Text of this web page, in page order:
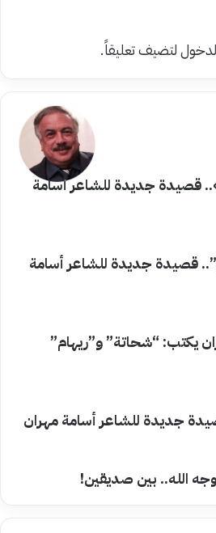
لتضيف تعليقاً.
قصيدة جديدة للشاعر أسامة
قصيدة جديدة للشاعر أسامة
يكتب: “شحاتة” و”ريهام”
جديدة للشاعر أسامة مهران
الله.. بين صديقين!